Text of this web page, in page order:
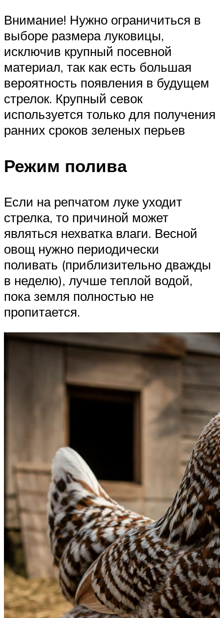
Внимание! Нужно ограничиться в
выборе размера луковицы,
исключив крупный посевной
материал, так как есть большая
вероятность появления в будущем
стрелок. Крупный севок
используется только для получения
ранних сроков зеленых перьев
Режим полива
Если на репчатом луке уходит
стрелка, то причиной может
являться нехватка влаги. Весной
овощ нужно периодически
поливать (приблизительно дважды
в неделю), лучше теплой водой,
пока земля полностью не
пропитается.